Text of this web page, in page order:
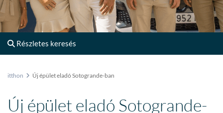
Részletes keresés
itthon Új épület eladó Sotogrande-ban
Új épület eladó Sotogrande-